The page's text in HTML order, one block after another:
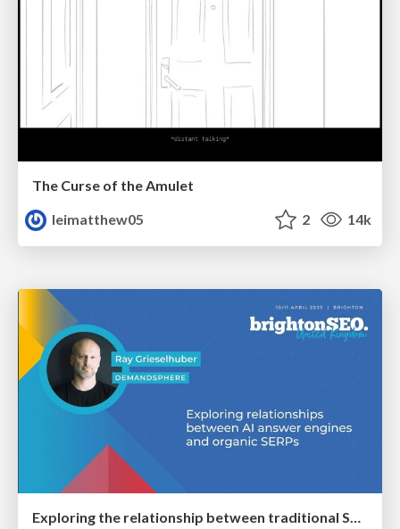
The Curse of the Amulet
leimatthew05
2 14k
Exploring the relationship between traditional SERPs and Gen AI search